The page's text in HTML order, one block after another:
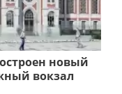
новый
вокзал